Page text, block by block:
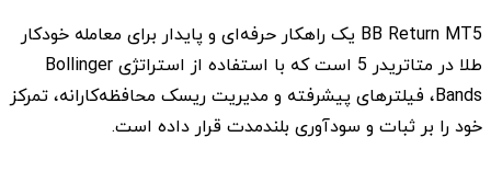
BB Return MT5 یک راهکار حرفه‌ای و پایدار برای معامله خودکار
طلا در متاتریدر 5 است که با استفاده از استراتژی Bollinger
Bands، فیلترهای پیشرفته و مدیریت ریسک محافظه‌کارانه، تمرکز
خود را بر ثبات و سودآوری بلندمدت قرار داده است.